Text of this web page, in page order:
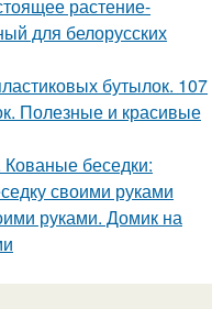
растение-
для белорусских
бутылок. 107
Полезные и красивые
беседки:
своими руками
руками. Домик на